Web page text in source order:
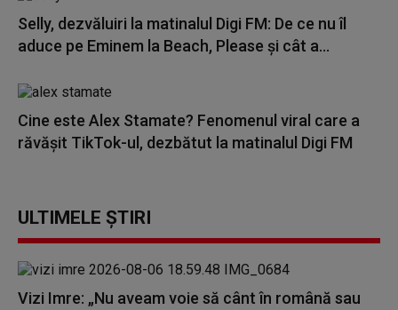
Selly, dezvăluiri la matinalul Digi FM: De ce nu îl
aduce pe Eminem la Beach, Please și cât a...
Cine este Alex Stamate? Fenomenul viral care a
răvășit TikTok-ul, dezbătut la matinalul Digi FM
ULTIMELE ȘTIRI
Vizi Imre: „Nu aveam voie să cânt în română sau